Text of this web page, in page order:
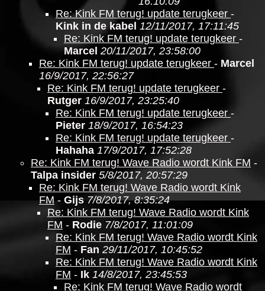
Re: Kink FM terug! update terugkeer -
Kink in de kabel 12/11/2017, 17:11:45
Re: Kink FM terug! update terugkeer -
Marcel 20/11/2017, 23:58:00
Re: Kink FM terug! update terugkeer - Marcel
16/9/2017, 22:56:27
Re: Kink FM terug! update terugkeer -
Rutger 16/9/2017, 23:25:40
Re: Kink FM terug! update terugkeer -
Pieter 18/9/2017, 16:54:23
Re: Kink FM terug! update terugkeer -
Hahaha 17/9/2017, 17:52:28
Re: Kink FM terug! Wave Radio wordt Kink FM -
Talpa insider 5/8/2017, 20:57:29
Re: Kink FM terug! Wave Radio wordt Kink
FM - Gijs 7/8/2017, 8:35:24
Re: Kink FM terug! Wave Radio wordt Kink
FM - Rodie 7/8/2017, 11:01:09
Re: Kink FM terug! Wave Radio wordt Kink
FM - Fan 29/11/2017, 10:45:52
Re: Kink FM terug! Wave Radio wordt Kink
FM - Ik 14/8/2017, 23:45:53
Re: Kink FM terug! Wave Radio wordt